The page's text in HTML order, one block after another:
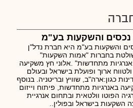
נכסים והשקעות בע"מ
והשקעות בע"מ היא חברת נדל"ן
בחברות "אמות השקעות"
אנרגיות מתחדשות" .אלוני חץ משקיעה
ארוך ופועלת בישראל ובעולם
כגון:ארה"ב, שוויץ ובריטניה. בנוסף
באנרגיות מתחדשות, פיתוח וייזום
הפוטו וולטאית ובתחום אנרגיית
השקעות בישראל ובפולין..